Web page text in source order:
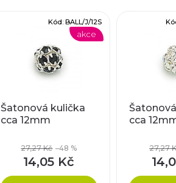
akce
Šatonová kulička
cca 12mm
27,27 Kč –48 %
14,05 Kč
Kód: BALL/J/12S
cca
27,27